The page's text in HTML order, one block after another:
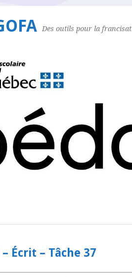
Des outils pour la
Écrit – Tâche 37